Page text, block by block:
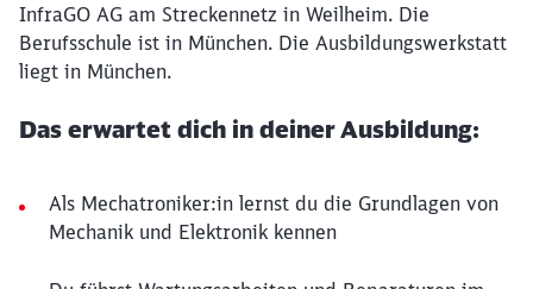
InfraGO AG am Streckennetz in Weilheim. Die
Berufsschule ist in München. Die Ausbildungswerkstatt
liegt in München.
Das erwartet dich in deiner Ausbildung:
Als Mechatroniker:in lernst du die Grundlagen von
Mechanik und Elektronik kennen